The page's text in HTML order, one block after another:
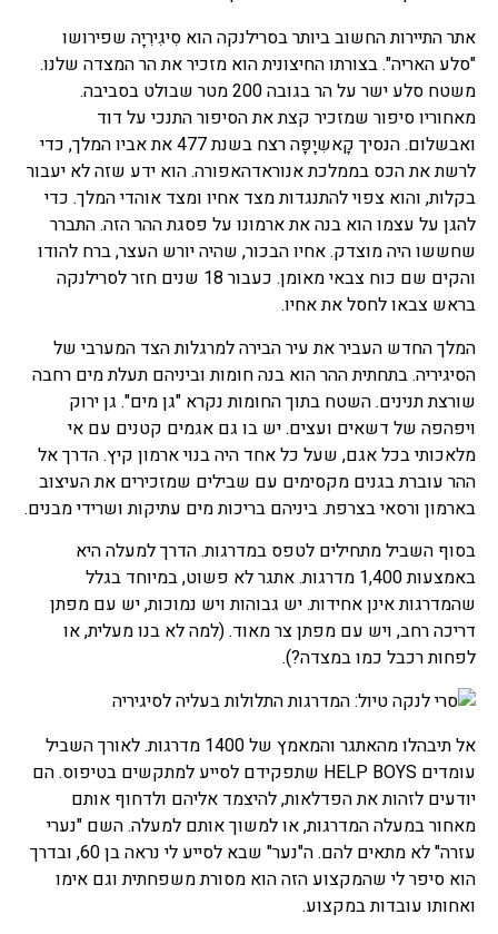
אתר התיירות החשוב ביותר בסרילנקה הוא סִיגִירִיָה שפירושו
"סלע האריה". בצורתו החיצונית הוא מזכיר את הר המצדה שלנו.
משטח סלע ישר על הר בגובה 200 מטר שבולט בסביבה.
מאחוריו סיפור שמזכיר קצת את הסיפור התנכי על דוד
ואבשלום. הנסיך קָאשִיָפָּה רצח בשנת 477 את אביו המלך, כדי
לרשת את הכס בממלכת אנוראדהאפורה. הוא ידע שזה לא יעבור
בקלות, והוא צפוי להתנגדות מצד אחיו ומצד אוהדי המלך. כדי
להגן על עצמו הוא בנה את ארמונו על פסגת ההר הזה. התברר
שחששו היה מוצדק. אחיו הבכור, שהיה יורש העצר, ברח להודו
והקים שם כוח צבאי מאומן. כעבור 18 שנים חזר לסרילנקה
בראש צבאו לחסל את אחיו.
המלך החדש העביר את עיר הבירה למרגלות הצד המערבי של
הסיגיריה. בתחתית ההר הוא בנה חומות וביניהם תעלת מים רחבה
שורצת תנינים. השטח בתוך החומות נקרא "גן מים". גן ירוק
ויפהפה של דשאים ועצים. יש בו גם אגמים קטנים עם אי
מלאכותי בכל אגם, שעל כל אחד היה בנוי ארמון קיץ. הדרך אל
ההר עוברת בגנים מקסימים עם שבילים שמזכירים את העיצוב
בארמון ורסאי בצרפת. ביניהם בריכות מים עתיקות ושרידי מבנים.
בסוף השביל מתחילים לטפס במדרגות. הדרך למעלה היא
באמצעות 1,400 מדרגות. אתגר לא פשוט, במיוחד בגלל
שהמדרגות אינן אחידות. יש גבוהות ויש נמוכות, יש עם מפתן
דריכה רחב, ויש עם מפתן צר מאוד. (למה לא בנו מעלית, או
לפחות רכבל כמו במצדה?).
אל תיבהלו מהאתגר והמאמץ של 1400 מדרגות. לאורך השביל
עומדים HELP BOYS שתפקידם לסייע למתקשים בטיפוס. הם
יודעים לזהות את הפדלאות, להיצמד אליהם ולדחוף אותם
מאחור במעלה המדרגות, או למשוך אותם למעלה. השם "נערי
עזרה" לא מתאים להם. ה"נער" שבא לסייע לי נראה בן 60, ובדרך
הוא סיפר לי שהמקצוע הזה הוא מסורת משפחתית וגם אימו
ואחותו עובדות במקצוע.